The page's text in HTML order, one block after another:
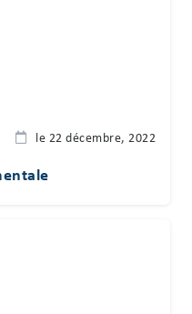
le 22 décembre, 2022